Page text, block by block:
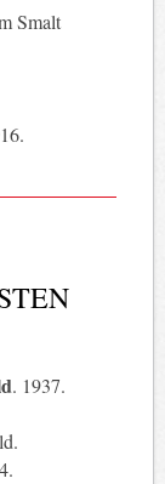
Smalt
. 1937.